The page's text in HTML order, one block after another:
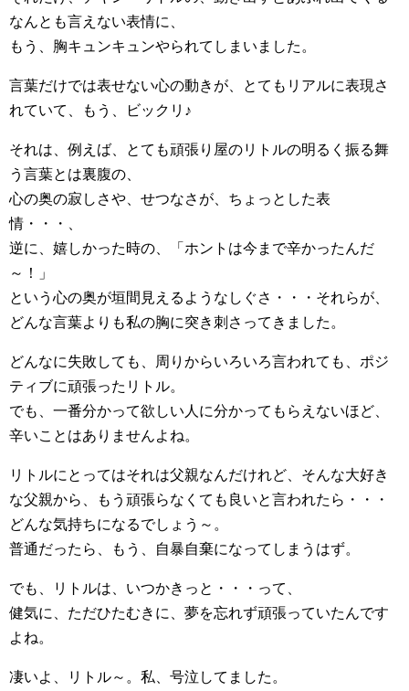
なんとも言えない表情に、
もう、胸キュンキュンやられてしまいました。
言葉だけでは表せない心の動きが、とてもリアルに表現さ
れていて、もう、ビックリ♪
それは、例えば、とても頑張り屋のリトルの明るく振る舞
う言葉とは裏腹の、
心の奥の寂しさや、せつなさが、ちょっとした表
情・・・、
逆に、嬉しかった時の、「ホントは今まで辛かったんだ
～！」
という心の奥が垣間見えるようなしぐさ・・・それらが、
どんな言葉よりも私の胸に突き刺さってきました。
どんなに失敗しても、周りからいろいろ言われても、ポジ
ティブに頑張ったリトル。
でも、一番分かって欲しい人に分かってもらえないほど、
辛いことはありませんよね。
リトルにとってはそれは父親なんだけれど、そんな大好き
な父親から、もう頑張らなくても良いと言われたら・・・
どんな気持ちになるでしょう～。
普通だったら、もう、自暴自棄になってしまうはず。
でも、リトルは、いつかきっと・・・って、
健気に、ただひたむきに、夢を忘れず頑張っていたんです
よね。
凄いよ、リトル～。私、号泣してました。